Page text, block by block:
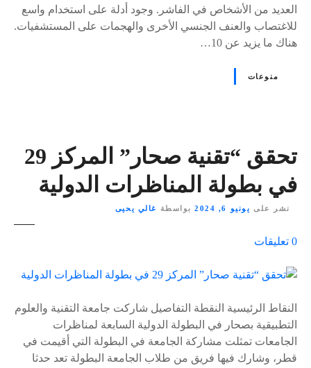
العديد من الأشخاص في الفاشر. وجود أدلة على استخدام واسع
للاغتصاب والعنف الجنسي الأخرى والهجمات على المستشفيات.
هناك ما يزيد عن 10…
منوعات
تحقق “تقنية صحار” المركز 29
في بطولة المناظرات الدولية
نشر على يونيو 6, 2024 بواسطة غالي يحيى
0 تعليقات
ى
s
النقاط الرئيسية النقطة التفاصيل شاركت جامعة التقنية والعلوم
التطبيقية بصحار في البطولة الدولية السابعة لمناظرات
الجامعات تمثلت مشاركة الجامعة في البطولة التي أقيمت في
قطر، وشارك فيها فريق من طلاب الجامعة البطولة تعد حدثا